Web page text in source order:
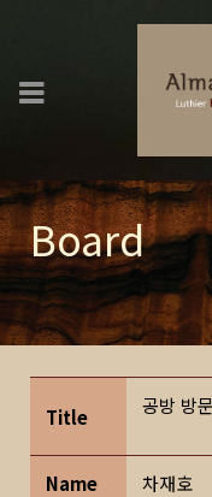
Board
Title
공방 방
Name 차재호